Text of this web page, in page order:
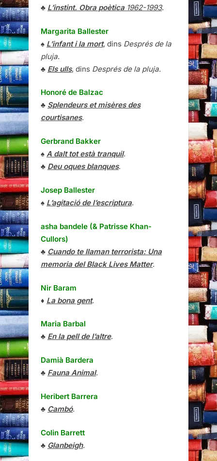
♣ L’instint. Obra poètica1962-1993.
Margarita Ballester
♠ L’infant i la mort, dins Després de la
pluja.
♣ Els ulls, dins Després de la pluja.
Honoré de Balzac
♣ Splendeurs et misères des
courtisanes.
Gerbrand Bakker
♠ A dalt tot està tranquil.
♣ Deu oques blanques.
Josep Ballester
♠ L’agitació de l’escriptura.
asha bandele (& Patrisse Khan-
Cullors)
♣ Cuando te llaman terrorista: Una
memoria del Black Lives Matter.
Nir Baram
♦ La bona gent.
Maria Barbal
♣ En la pell de l’altre.
Damià Bardera
♣ Fauna Animal.
Heribert Barrera
♣ Cambó.
Colin Barrett
♣ Glanbeigh.